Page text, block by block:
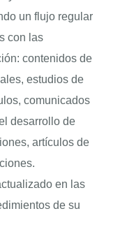
un flujo regular
con las
contenidos de
estudios de
comunicados
desarrollo de
artículos de
en las
de su